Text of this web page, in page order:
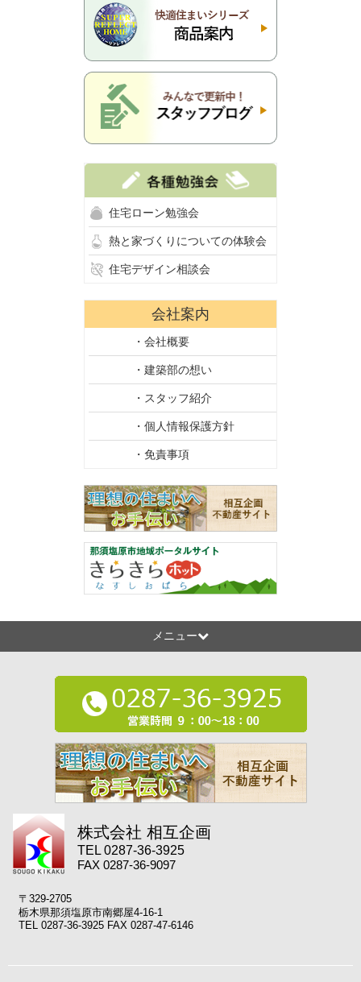
住宅ローン勉強会
熱と家づくりについての体験会
住宅デザイン相談会
会社案内
・会社概要
・建築部の想い
・スタッフ紹介
・個人情報保護方針
・免責事項
メニュー
株式会社 相互企画
TEL 0287-36-3925
FAX 0287-36-9097
〒329-2705
栃木県那須塩原市南郷屋4-16-1
TEL 0287-36-3925 FAX 0287-47-6146